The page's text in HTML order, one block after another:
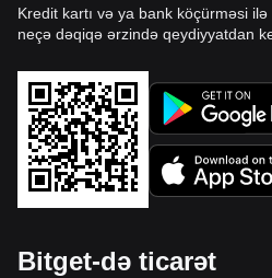
Kredit kartı və ya bank köçürməsi
neçə dəqiqə ərzində qeydiyyatdan
Bitget-də ticarət